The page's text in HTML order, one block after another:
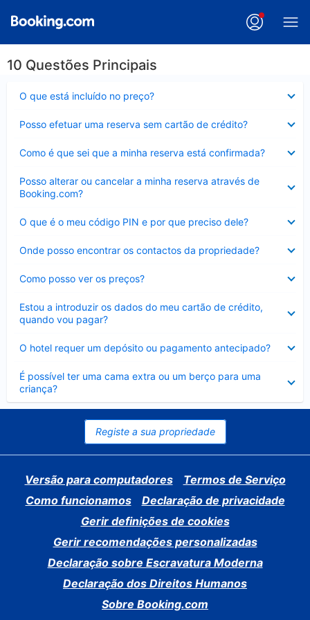
10 Questões Principais
O que está incluído no preço?
fechado
Posso efetuar uma reserva sem cartão de crédito?
fechado
Como é que sei que a minha reserva está confirmada?
fechado
Posso alterar ou cancelar a minha reserva através de
Booking.com?
fechado
O que é o meu código PIN e por que preciso dele?
fechado
Onde posso encontrar os contactos da propriedade?
fechado
Como posso ver os preços?
fechado
Estou a introduzir os dados do meu cartão de crédito,
quando vou pagar?
fechado
O hotel requer um depósito ou pagamento antecipado?
fechado
É possível ter uma cama extra ou um berço para uma
criança?
Elemento
fechado
Registe a sua propriedade
Versão para computadores
Termos de Serviço
Como funcionamos
Declaração de privacidade
Gerir definições de cookies
Gerir recomendações personalizadas
Declaração sobre Escravatura Moderna
Declaração dos Direitos Humanos
Sobre Booking.com